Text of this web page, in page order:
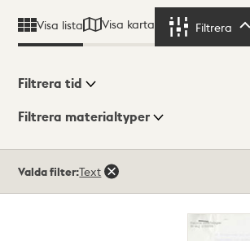
Visa lista Visa karta Filtrera
Visningsläge
Filtrera tid
Filtrera materialtyper
träffar
Valda filter:Text